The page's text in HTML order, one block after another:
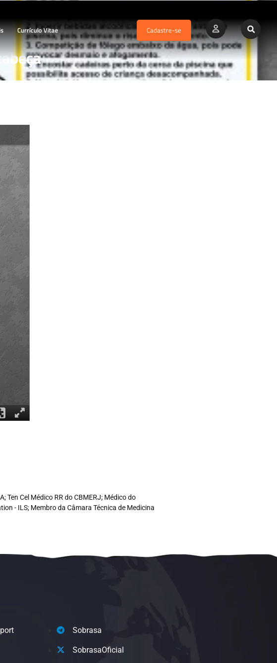
Currículo Vitae Cadastre-se
Ten Cel Médico RR do CBMERJ; Médico do
- ILS; Membro da Câmara Técnica de Medicina
Sobrasa
SobrasaOficial